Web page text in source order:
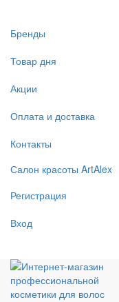
Бренды
Товар дня
Акции
Оплата и доставка
Контакты
Салон красоты ArtAlex
Регистрация
Вход